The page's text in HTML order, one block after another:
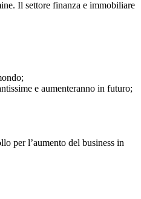
Il settore finanza e immobiliare
e aumenteranno in futuro;
per l’aumento del business in